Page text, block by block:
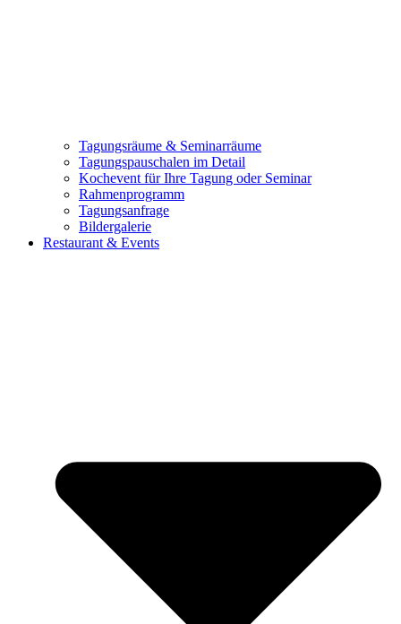
Tagungsräume & Seminarräume
Tagungspauschalen im Detail
Kochevent für Ihre Tagung oder Seminar
Rahmenprogramm
Tagungsanfrage
Bildergalerie
Restaurant & Events